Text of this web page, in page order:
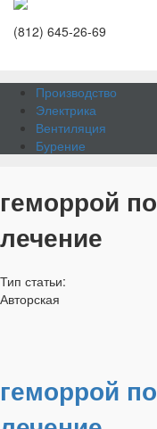
(812) 645-26-69
Производство
Электрика
Вентиляция
Бурение
геморрой
лечение
Тип статьи:
Авторская
геморрой